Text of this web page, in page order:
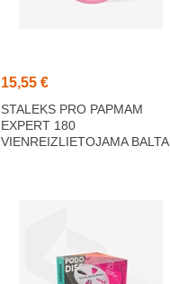
15,55 €
STALEKS PRO PAPMAM
EXPERT 180
VIENREIZLIETOJAMA BALTA